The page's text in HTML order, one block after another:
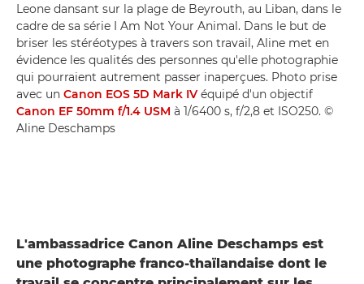
Leone dansant sur la plage de Beyrouth, au Liban, dans le
cadre de sa série I Am Not Your Animal. Dans le but de
briser les stéréotypes à travers son travail, Aline met en
évidence les qualités des personnes qu'elle photographie
qui pourraient autrement passer inaperçues. Photo prise
avec un Canon EOS 5D Mark IV équipé d'un objectif
Canon EF 50mm f/1.4 USM à 1/6400 s, f/2,8 et ISO250. ©
Aline Deschamps
L'ambassadrice Canon Aline Deschamps est
une photographe franco-thaïlandaise dont le